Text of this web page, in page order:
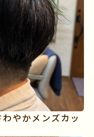
やかメンズカッ